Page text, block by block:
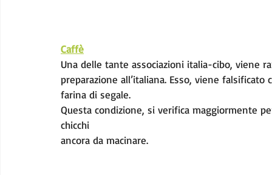
Caffè
Una delle tante associazioni italia-cibo, viene
preparazione all’italiana. Esso, viene
farina di segale.
Questa condizione, si verifica maggiormente
chicchi
ancora da macinare.